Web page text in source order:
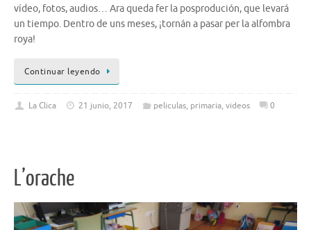
vídeo, fotos, audios… Ara queda fer la posprodución, que levará
un tiempo. Dentro de uns meses, ¡tornán a pasar per la alfombra
roya!
Continuar leyendo
La Clica 21 junio, 2017 peliculas, primaria, videos 0
L’orache